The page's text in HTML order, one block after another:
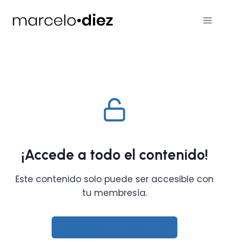
¡Accede a todo el contenido!
Este contenido solo puede ser accesible con
tu membresía.